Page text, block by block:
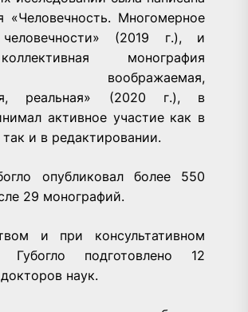
«Человечность. Многомерное
человечности» (2019 г.), и
монография
воображаемая,
реальная» (2020 г.), в
активное участие как в
так и в редактировании.
опубликовал более 550
29 монографий.
и при консультативном
подготовлено 12
наук.